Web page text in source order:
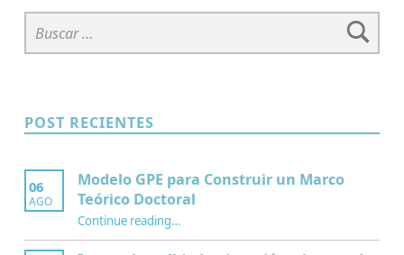
Buscar:
POST RECIENTES
06
AGO
Modelo GPE para Construir un Marco
Teórico Doctoral
Continue reading“Modelo GPE para Construir un Marco Teórico Doctoral”
…